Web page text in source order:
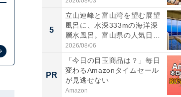
5
立山連峰と富山湾を望む展望
風呂に、水深333mの海洋深
層水風呂。富山県の人気日
帰...
2026/08/06
PR
「今日の目玉商品は？」毎日
変わるAmazonタイムセール
が見逃せない
Amazon